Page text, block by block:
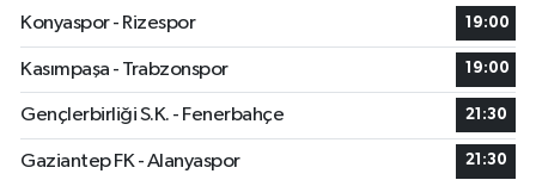
Konyaspor - Rizespor
19:00
Kasımpaşa - Trabzonspor 19:00
Gençlerbirliği S.K. - Fenerbahçe 21:30
Gaziantep FK - Alanyaspor 21:30